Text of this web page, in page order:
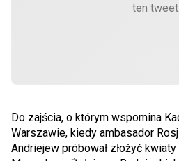
ten tweet.
Do zajścia, o którym wspomina
Warszawie, kiedy ambasador
Andriejew próbował złożyć